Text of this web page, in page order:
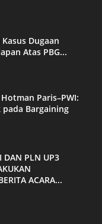
Dugaan
Atas PBG...
Paris–PWI:
Bargaining
DAN PLN UP3
ACARA...